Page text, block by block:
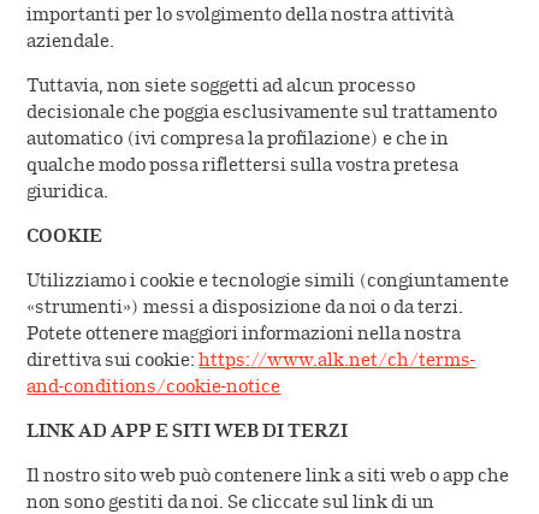
importanti per lo svolgimento della nostra attività
aziendale.
Tuttavia, non siete soggetti ad alcun processo
decisionale che poggia esclusivamente sul trattamento
automatico (ivi compresa la profilazione) e che in
qualche modo possa riflettersi sulla vostra pretesa
giuridica.
COOKIE
Utilizziamo i cookie e tecnologie simili (congiuntamente
«strumenti») messi a disposizione da noi o da terzi.
Potete ottenere maggiori informazioni nella nostra
direttiva sui cookie:https://www.alk.net/ch/terms-
and-conditions/cookie-notice
LINK AD APP E SITI WEB DI TERZI
Il nostro sito web può contenere link a siti web o app che
non sono gestiti da noi. Se cliccate sul link di un